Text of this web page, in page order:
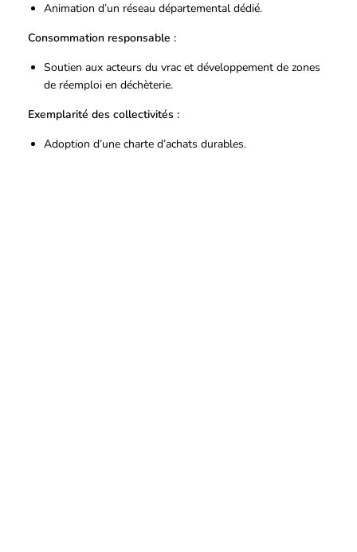
Animation d’un réseau départemental dédié.
Consommation responsable :
Soutien aux acteurs du vrac et développement de zones
de réemploi en déchèterie.
Exemplarité des collectivités :
Adoption d’une charte d’achats durables.